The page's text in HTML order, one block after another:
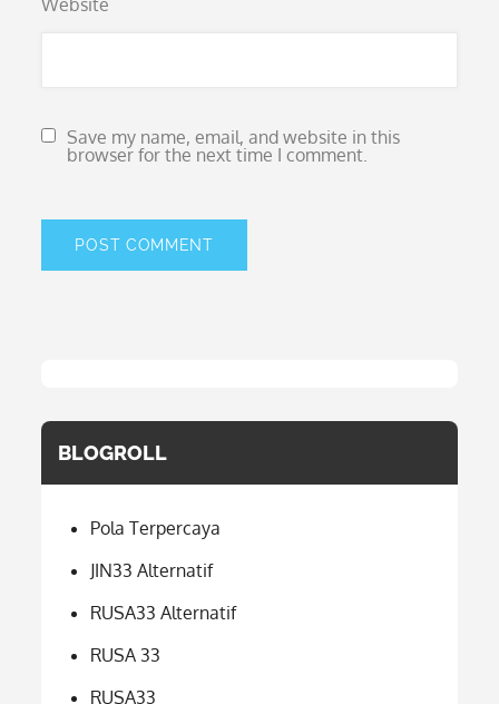
Website
Save my name, email, and website in this
browser for the next time I comment.
BLOGROLL
Pola Terpercaya
JIN33 Alternatif
RUSA33 Alternatif
RUSA 33
RUSA33